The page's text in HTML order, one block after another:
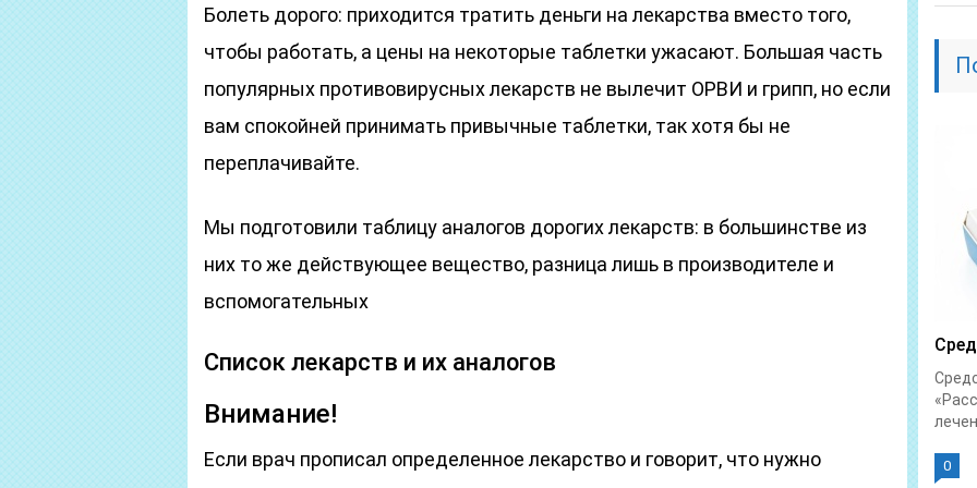
Болеть дорого: приходится тратить деньги на лекарства вместо того,
чтобы работать, а цены на некоторые таблетки ужасают. Большая часть
популярных противовирусных лекарств не вылечит ОРВИ и грипп, но если
вам спокойней принимать привычные таблетки, так хотя бы не
переплачивайте.
Мы подготовили таблицу аналогов дорогих лекарств: в большинстве из
них то же действующее вещество, разница лишь в производителе и
вспомогательных
Список лекарств и их аналогов
Внимание!
Если врач прописал определенное лекарство и говорит, что нужно
0